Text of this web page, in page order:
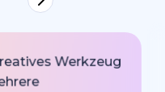
Werkzeug